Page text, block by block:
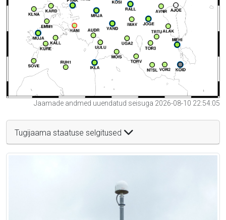
Jaamade andmed uuendatud seisuga 2026-08-10 22:54:05
Tugijaama staatuse selgitused